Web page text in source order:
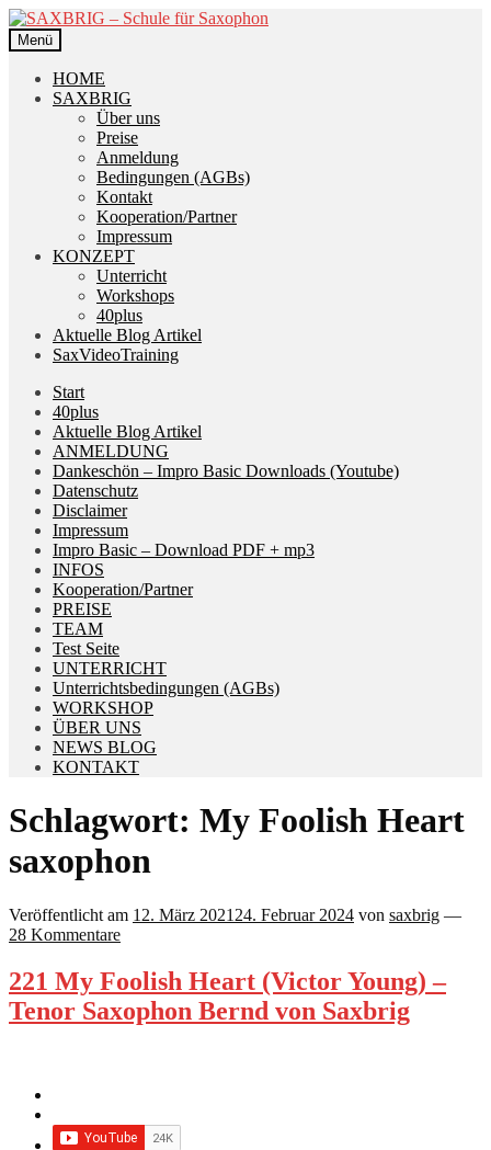
Zur
Navigation
springen
Zum
Inhalt
springen
Menü
HOME
SAXBRIG
Über uns
Preise
Anmeldung
Bedingungen (AGBs)
Kontakt
Kooperation/Partner
Impressum
KONZEPT
Unterricht
Workshops
40plus
Aktuelle Blog Artikel
SaxVideoTraining
Start
40plus
Aktuelle Blog Artikel
ANMELDUNG
Dankeschön – Impro Basic Downloads (Youtube)
Datenschutz
Disclaimer
Impressum
Impro Basic – Download PDF + mp3
INFOS
Kooperation/Partner
PREISE
TEAM
Test Seite
UNTERRICHT
Unterrichtsbedingungen (AGBs)
WORKSHOP
ÜBER UNS
NEWS BLOG
KONTAKT
Schlagwort: My Foolish Heart
saxophon
Veröffentlicht am 12. März 2021 24. Februar 2024 von saxbrig —
28 Kommentare
221 My Foolish Heart (Victor Young) –
Tenor Saxophon Bernd von Saxbrig